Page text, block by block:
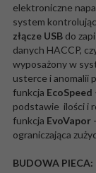
elektroniczne
system
złącze USB do
danych HACCP,
wyposażony w
usterce i anomalii
funkcja EcoSpeed
podstawie ilości i
funkcja EvoVapor
ograniczająca
BUDOWA PIECA: